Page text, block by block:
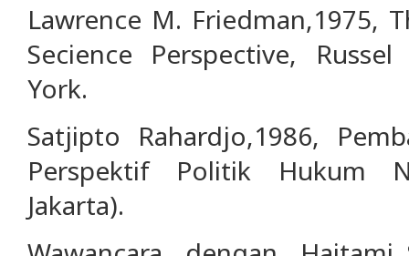
Lawrence M. Friedman,1975,
Secience Perspective,
York.
Satjipto Rahardjo,1986,
Perspektif Politik Hukum
Jakarta).